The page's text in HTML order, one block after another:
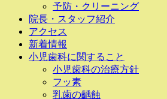
予防・クリーニング
院長・スタッフ紹介
アクセス
新着情報
小児歯科に関すること
小児歯科の治療方針
フッ素
乳歯の齲蝕